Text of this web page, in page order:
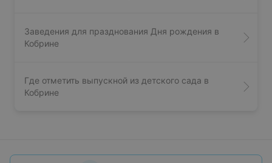
Заведения для празднования Дня рождения в
Кобрине
Где отметить выпускной из детского сада в
Кобрине